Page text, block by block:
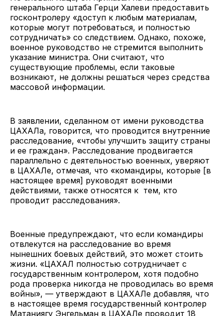
генерального штаба Герци Халеви предоставить
госконтролеру «доступ к любым материалам,
которые могут потребоваться, и полностью
сотрудничать» со следствием. Однако, похоже,
военное руководство не стремится выполнить
указание министра. Они считают, что
существующие проблемы, если таковые
возникают, не должны решаться через средства
массовой информации.
В заявлении, сделанном от имени руководства
ЦАХАЛа, говорится, что проводится внутренние
расследование, «чтобы улучшить защиту страны
и ее граждан». Расследование продвигается
параллельно с деятельностью военных, уверяют
в ЦАХАЛе, отмечая, что «командиры, которые [в
настоящее время] руководят военными
действиями, также относятся к тем, кто
проводит расследования».
Военные предупреждают, что если командиры
отвлекутся на расследование во время
нынешних боевых действий, это может стоить
жизни. «ЦАХАЛ полностью сотрудничает с
государственным контролером, хотя подобно
рода проверка никогда не проводилась во время
войны», — утверждают в ЦАХАЛе добавляя, что
в настоящее время государственный контролер
Матаниягу Энгельман в ЦАХАЛе проводит 18